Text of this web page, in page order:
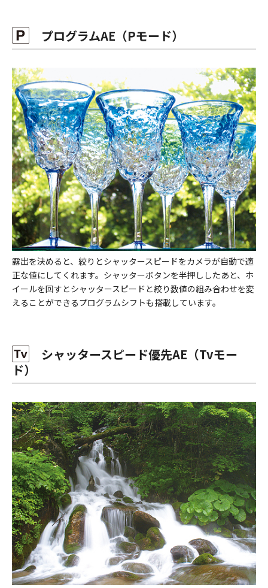
プログラムAE（Pモード）
露出を決めると、絞りとシャッタースピードをカメラが自動で適
正な値にしてくれます。シャッターボタンを半押ししたあと、ホ
イールを回すとシャッタースピードと絞り数値の組み合わせを変
えることができるプログラムシフトも搭載しています。
シャッタースピード優先AE（Tvモー
ド）